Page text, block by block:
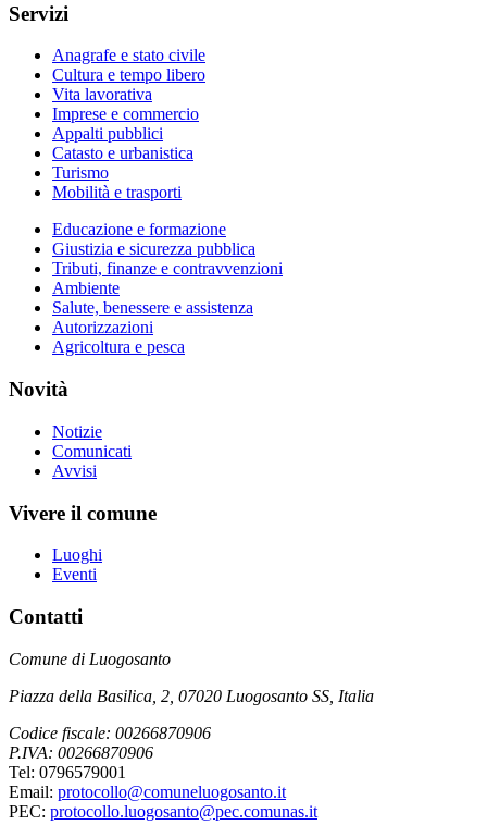
Servizi
Anagrafe e stato civile
Cultura e tempo libero
Vita lavorativa
Imprese e commercio
Appalti pubblici
Catasto e urbanistica
Turismo
Mobilità e trasporti
Educazione e formazione
Giustizia e sicurezza pubblica
Tributi, finanze e contravvenzioni
Ambiente
Salute, benessere e assistenza
Autorizzazioni
Agricoltura e pesca
Novità
Notizie
Comunicati
Avvisi
Vivere il comune
Luoghi
Eventi
Contatti
Comune di Luogosanto
Piazza della Basilica, 2, 07020 Luogosanto SS, Italia
Codice fiscale: 00266870906
P.IVA: 00266870906
Tel: 0796579001
Email: protocollo@comuneluogosanto.it
PEC: protocollo.luogosanto@pec.comunas.it